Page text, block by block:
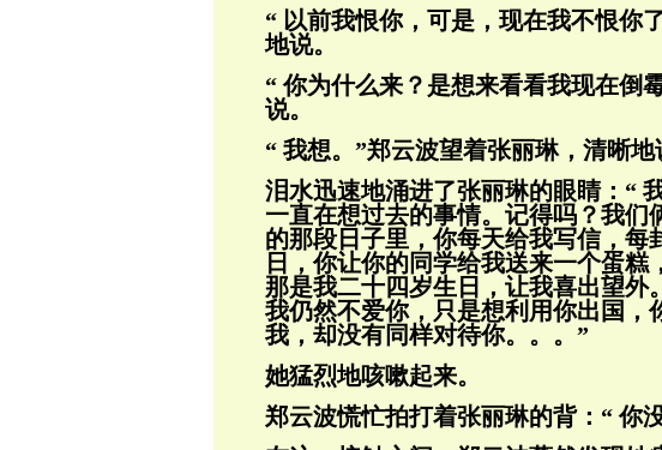
“ 以前我恨你，可是，现在我不恨你
地说。
“ 你为什么来？是想来看看我现在倒
说。
“ 我想。”郑云波望着张丽琳，清晰
泪水迅速地涌进了张丽琳的眼睛：“
一直在想过去的事情。记得吗？我们
的那段日子里，你每天给我写信，每
日，你让你的同学给我送来一个蛋糕
那是我二十四岁生日，让我喜出望外
我仍然不爱你，只是想利用你出国，
我，却没有同样对待你。。。”
她猛烈地咳嗽起来。
郑云波慌忙拍打着张丽琳的背：“ 你